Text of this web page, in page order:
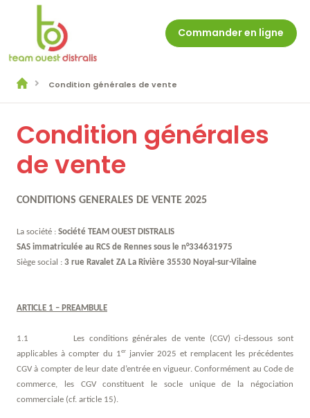
Commander en ligne
Condition générales de vente
Condition générales
de vente
CONDITIONS GENERALES DE VENTE 2025
La société : Société TEAM OUEST DISTRALIS
SAS immatriculée au RCS de Rennes sous le n°334631975
Siège social : 3 rue Ravalet ZA La Rivière 35530 Noyal-sur-Vilaine
ARTICLE 1 – PREAMBULE
1.1 Les conditions générales de vente (CGV) ci-dessous sont
applicables à compter du 1erjanvier 2025 et remplacent les précédentes
CGV à compter de leur date d’entrée en vigueur.Conformément au Codede
commerce, les CGVconstituent le socle unique de la négociation
commerciale (cf. article 15).
Nos clients
Artisan Boulanger-Pâtissier
Artisan Crémier-Fromager
Magasin de proximité
Restaurateur